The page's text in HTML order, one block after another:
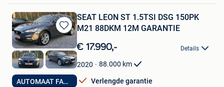
Bewaren
in
Mijn
Favorieten
AUTOMAAT FACELIFT
SEAT LEON ST 1.5TSI DSG 150PK
M21 88DKM 12M GARANTIE
€ 17.990,- Details
2020 88.000 km
Verlengde garantie